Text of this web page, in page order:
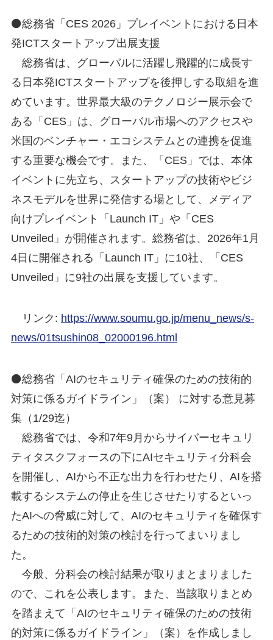
⚫総務省「CES 2026」プレイベントにおける日本
発ICTスタートアップ出展支援
総務省は、グローバルに活躍し飛躍的に成長す
る日本発ICTスタートアップを後押しする取組を進
めています。世界最大級のテクノロジー展示会で
ある「CES」は、グローバル市場へのアクセスや
米国のベンチャー・エコシステムとの連携を促進
する重要な機会です。また、「CES」では、本体
イベントに先立ち、スタートアップの技術やビジ
ネスモデルを世界に発信する場として、メディア
向けプレイベント「Launch IT」や「CES
Unveiled」が開催されます。総務省は、2026年1月
4日に開催される「Launch IT」に10社、「CES
Unveiled」に9社の出展を支援しています。
リンク: https://www.soumu.go.jp/menu_news/s-
news/01tsushin08_02000196.html
⚫総務省「AIのセキュリティ確保のための技術的
対策に係るガイドライン」（案） に対する意見募
集（1/29迄）
総務省では、令和7年9月からサイバーセキュリ
ティタスクフォースの下にAIセキュリティ分科会
を開催し、AIから不正な出力を行わせたり、AIを搭
載するシステムの停止を生じさせたりするといっ
たAIへの脅威に対して、AIのセキュリティを確保す
るための技術的対策の検討を行ってまいりまし
た。
今般、分科会の検討結果が取りまとまりました
ので、これを公表します。また、当該取りまとめ
を踏まえて「AIのセキュリティ確保のための技術
的対策に係るガイドライン」（案）を作成しまし